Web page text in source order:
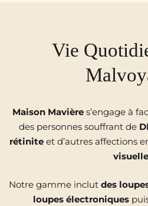
Vie
Maison Mavières’engage à
des personnes souffrant de
rétinite et d’autres affections
Notre gamme inclut des
loupes électroniques